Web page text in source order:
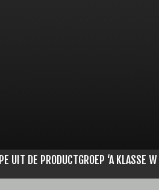
UIT DE PRODUCTGROEP ‘A KLASSE W